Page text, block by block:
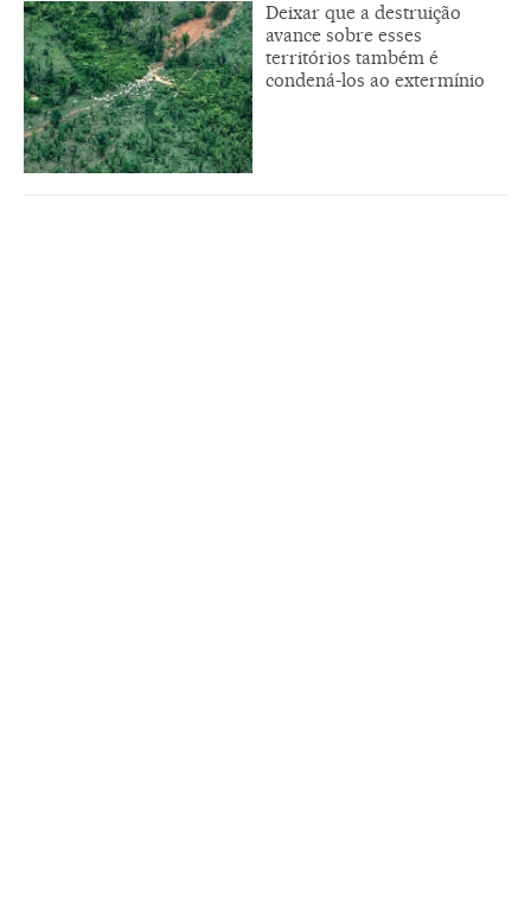
Deixar que a destruição
avance sobre esses
territórios também é
condená-los ao extermínio